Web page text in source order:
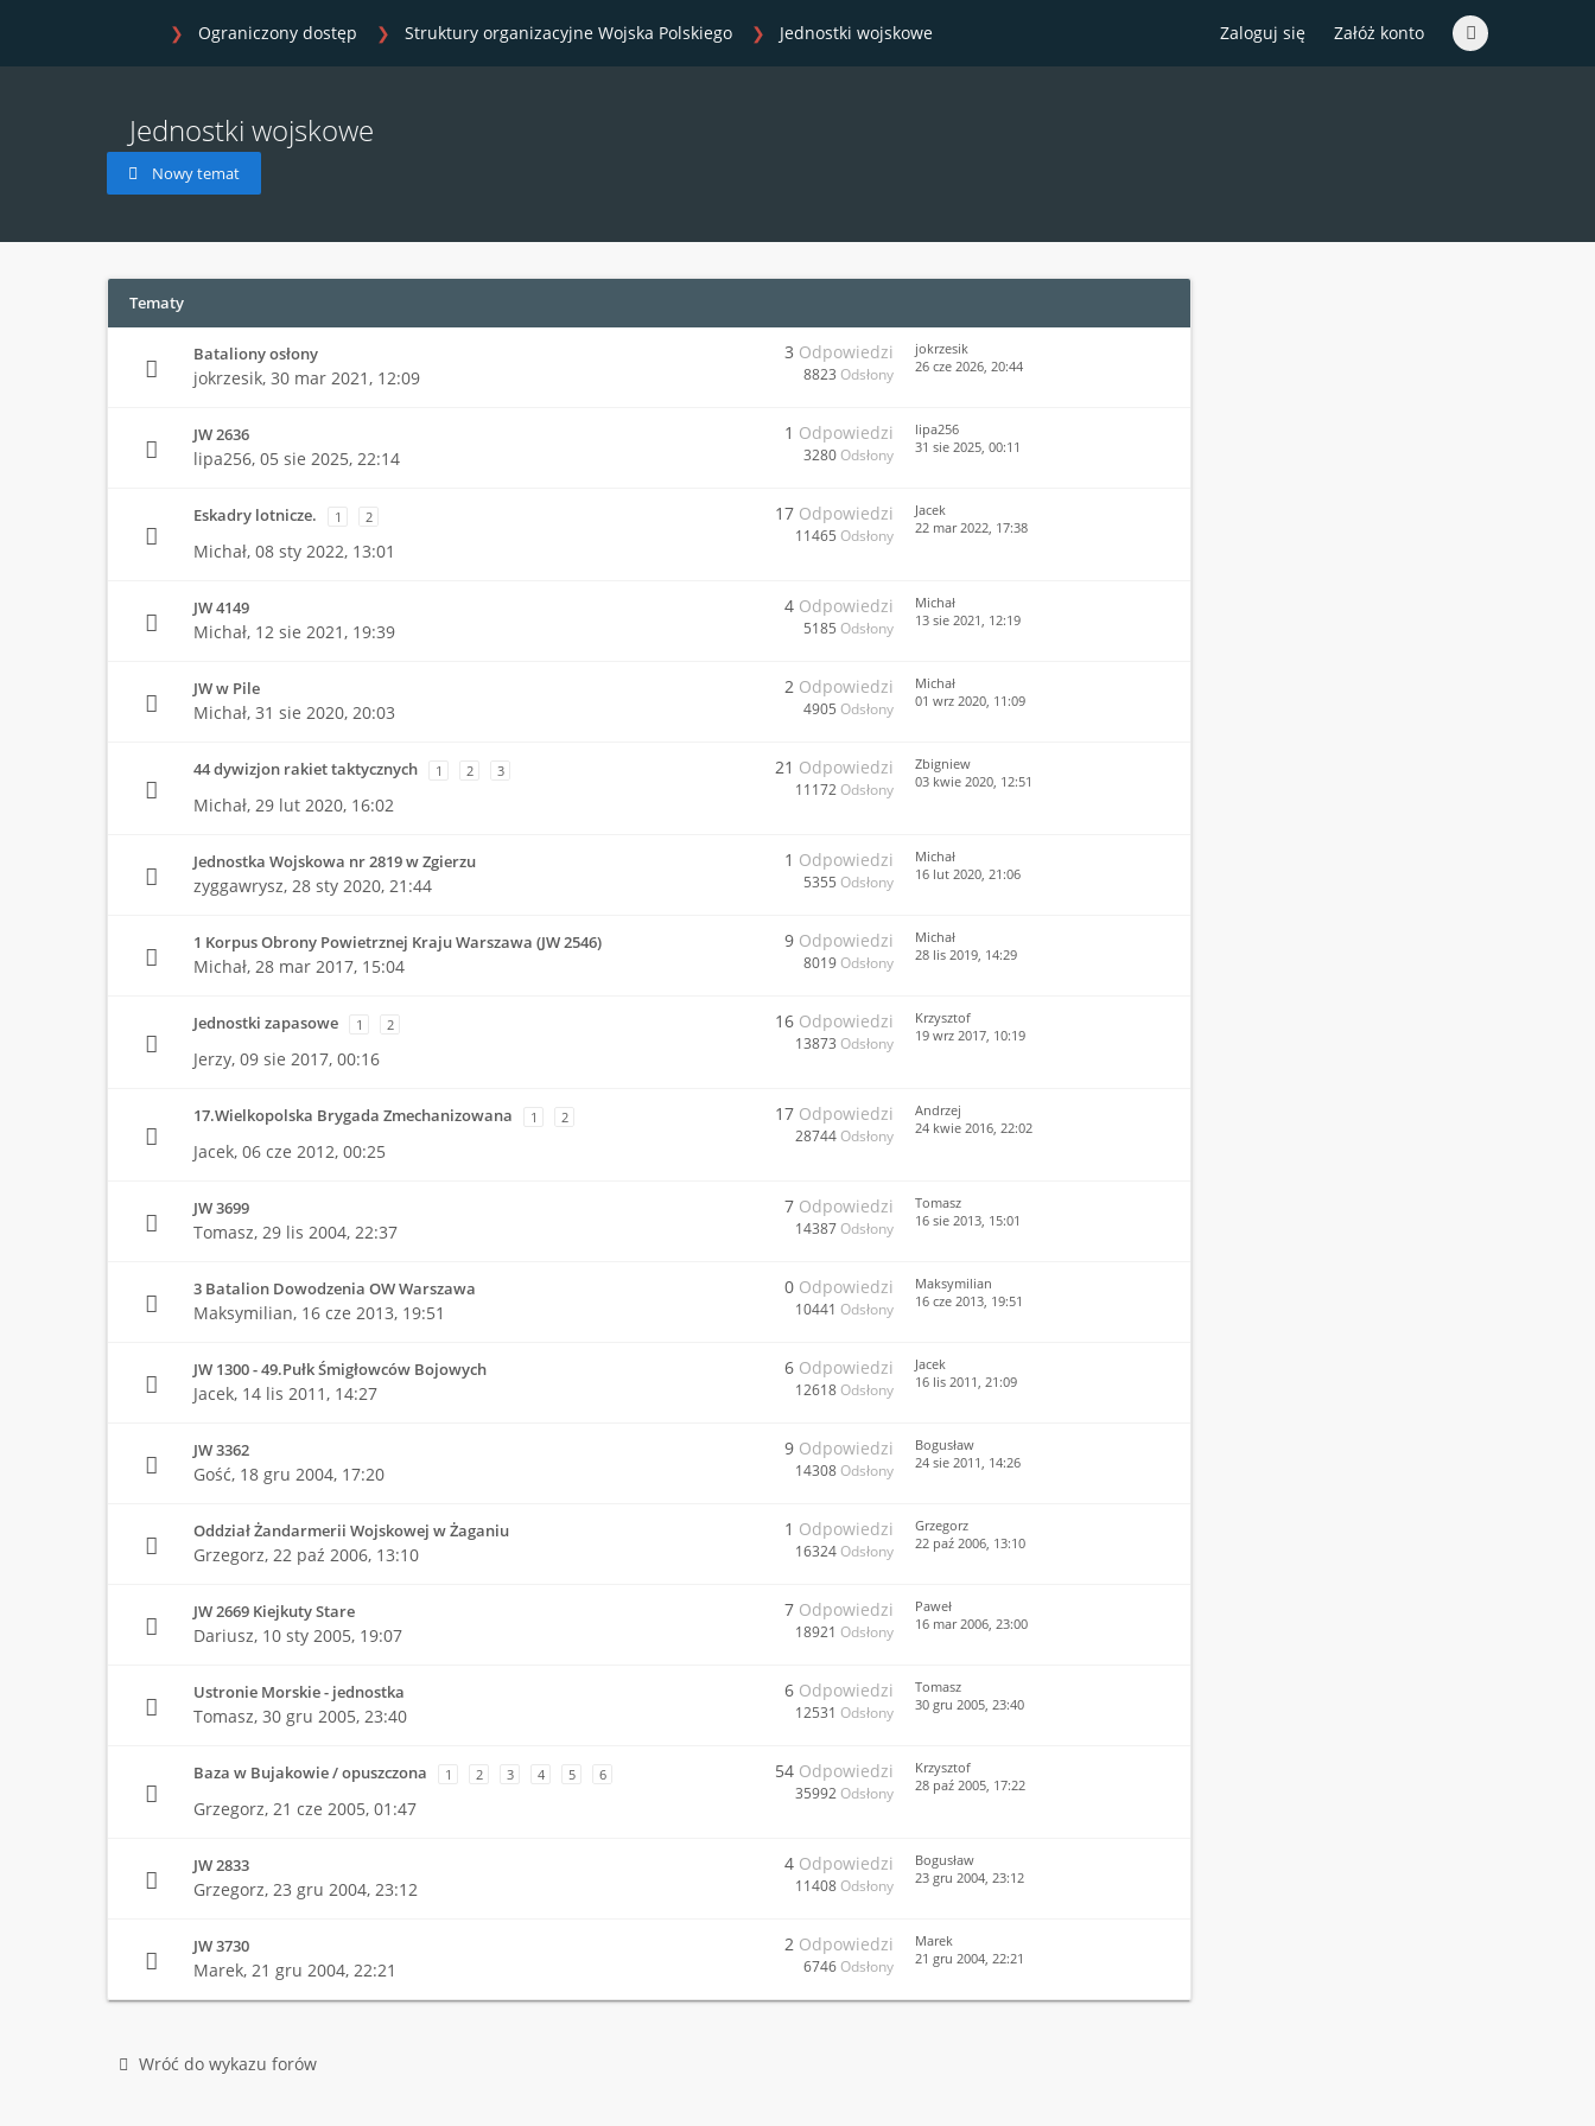
Zaloguj się Załóż konto
Ograniczony dostęp Struktury organizacyjne Wojska Polskiego Jednostki wojskowe
Jednostki wojskowe
Nowy temat
Tematy
Bataliony osłony
jokrzesik, 30 mar 2021, 12:09
3 Odpowiedzi
8823 Odsłony
jokrzesik
26 cze 2026, 20:44
JW 2636
lipa256, 05 sie 2025, 22:14
1 Odpowiedzi
3280 Odsłony
lipa256
31 sie 2025, 00:11
Eskadry lotnicze. 1 2
Michał, 08 sty 2022, 13:01
17 Odpowiedzi
11465 Odsłony
Jacek
22 mar 2022, 17:38
JW 4149
Michał, 12 sie 2021, 19:39
4 Odpowiedzi
5185 Odsłony
Michał
13 sie 2021, 12:19
JW w Pile
Michał, 31 sie 2020, 20:03
2 Odpowiedzi
4905 Odsłony
Michał
01 wrz 2020, 11:09
44 dywizjon rakiet taktycznych 1 2 3
Michał, 29 lut 2020, 16:02
21 Odpowiedzi
11172 Odsłony
Zbigniew
03 kwie 2020, 12:51
Jednostka Wojskowa nr 2819 w Zgierzu
zyggawrysz, 28 sty 2020, 21:44
1 Odpowiedzi
5355 Odsłony
Michał
16 lut 2020, 21:06
1 Korpus Obrony Powietrznej Kraju Warszawa (JW 2546)
Michał, 28 mar 2017, 15:04
9 Odpowiedzi
8019 Odsłony
Michał
28 lis 2019, 14:29
Jednostki zapasowe 1 2
Jerzy, 09 sie 2017, 00:16
16 Odpowiedzi
13873 Odsłony
Krzysztof
19 wrz 2017, 10:19
17.Wielkopolska Brygada Zmechanizowana 1 2
Jacek, 06 cze 2012, 00:25
17 Odpowiedzi
28744 Odsłony
Andrzej
24 kwie 2016, 22:02
JW 3699
Tomasz, 29 lis 2004, 22:37
7 Odpowiedzi
14387 Odsłony
Tomasz
16 sie 2013, 15:01
3 Batalion Dowodzenia OW Warszawa
Maksymilian, 16 cze 2013, 19:51
0 Odpowiedzi
10441 Odsłony
Maksymilian
16 cze 2013, 19:51
JW 1300 - 49.Pułk Śmigłowców Bojowych
Jacek, 14 lis 2011, 14:27
6 Odpowiedzi
12618 Odsłony
Jacek
16 lis 2011, 21:09
JW 3362
Gość, 18 gru 2004, 17:20
9 Odpowiedzi
14308 Odsłony
Bogusław
24 sie 2011, 14:26
Oddział Żandarmerii Wojskowej w Żaganiu
Grzegorz, 22 paź 2006, 13:10
1 Odpowiedzi
16324 Odsłony
Grzegorz
22 paź 2006, 13:10
JW 2669 Kiejkuty Stare
Dariusz, 10 sty 2005, 19:07
7 Odpowiedzi
18921 Odsłony
Paweł
16 mar 2006, 23:00
Ustronie Morskie - jednostka
Tomasz, 30 gru 2005, 23:40
6 Odpowiedzi
12531 Odsłony
Tomasz
30 gru 2005, 23:40
Baza w Bujakowie / opuszczona 1 2 3 4 5 6
Grzegorz, 21 cze 2005, 01:47
54 Odpowiedzi
35992 Odsłony
Krzysztof
28 paź 2005, 17:22
JW 2833
Grzegorz, 23 gru 2004, 23:12
4 Odpowiedzi
11408 Odsłony
Bogusław
23 gru 2004, 23:12
JW 3730
Marek, 21 gru 2004, 22:21
2 Odpowiedzi
6746 Odsłony
Marek
21 gru 2004, 22:21
Wróć do wykazu forów